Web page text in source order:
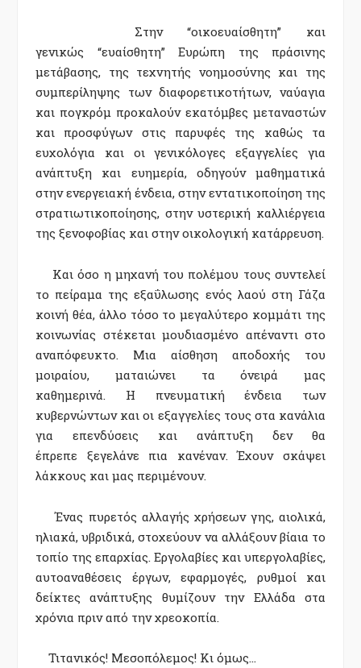
Στην“οικοευαίσθητη” και
γενικώς “ευαίσθητη”Ευρώπη της πράσινης
μετάβασης, της τεχνητής νοημοσύνης και της
συμπερίληψης των διαφορετικοτήτων, ναύαγια
και πογκρόμ προκαλούν εκατόμβες μεταναστών
και προσφύγων στις παρυφές της καθώς τα
ευχολόγια και οι γενικόλογες εξαγγελίες για
ανάπτυξη και ευημερία, οδηγούν μαθηματικά
στην ενεργειακή ένδεια, στην εντατικοποίηση της
στρατιωτικοποίησης, στην υστερική καλλιέργεια
της ξενοφοβίας και στην οικολογική κατάρρευση.
Και όσο η μηχανή του πολέμου τους συντελεί
το πείραμα της εξαΰλωσης ενός λαού στη Γάζα
κοινή θέα, άλλο τόσο το μεγαλύτερο κομμάτι της
κοινωνίας στέκεται μουδιασμένο απέναντι στο
αναπόφευκτο. Μια αίσθηση αποδοχής του
μοιραίου, ματαιώνει τα όνειρά μας
καθημερινά. Η πνευματική ένδεια των
κυβερνώντωνκαιοι εξαγγελίες τους στα κανάλια
για επενδύσεις και ανάπτυξη δενθα
έπρεπε ξεγελάνε πια κανέναν. Έχουν σκάψει
λάκκους και μας περιμένουν.
Ένας πυρετός αλλαγής χρήσεων γης, αιολικά,
ηλιακά, υβριδικά, στοχεύουν να αλλάξουν βίαια το
τοπίο της επαρχίας. Εργολαβίες και υπεργολαβίες,
αυτοαναθέσεις έργων, εφαρμογές, ρυθμοί και
δείκτες ανάπτυξης θυμίζουν την Ελλάδα στα
χρόνια πριν από την χρεοκοπία.
Τιτανικός! Μεσοπόλεμος! Κι όμως…